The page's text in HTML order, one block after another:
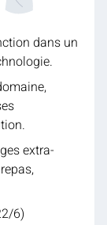
dans un
extra-
6)